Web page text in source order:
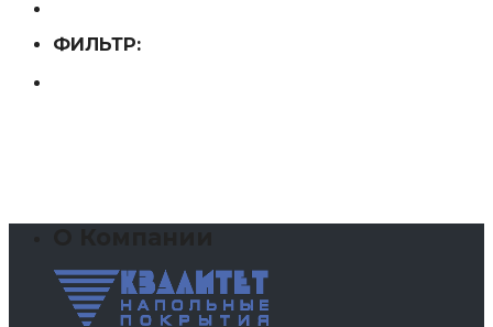
ФИЛЬТР: